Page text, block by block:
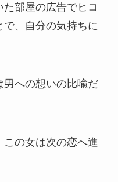
部屋の広告でヒコ
、自分の気持ちに
男への想いの比喩だ
の女は次の恋へ進